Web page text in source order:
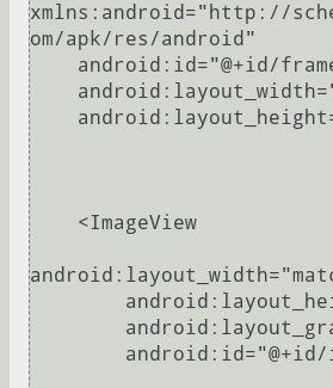
xmlns:android="http://
om/apk/res/android"